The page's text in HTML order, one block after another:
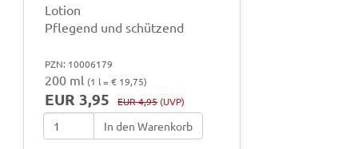
Lotion
Pflegend und schützend
PZN: 10006179
200 ml (1 l = € 19,75)
EUR 3,95 EUR 4,95(UVP)
In den Warenkorb